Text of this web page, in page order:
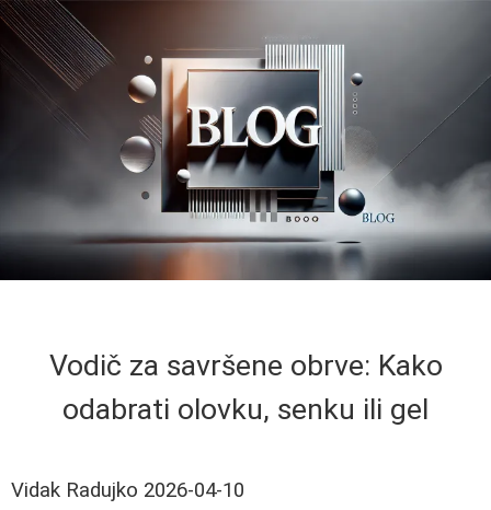
Vodič za savršene obrve: Kako
odabrati olovku, senku ili gel
Vidak Radujko 2026-04-10